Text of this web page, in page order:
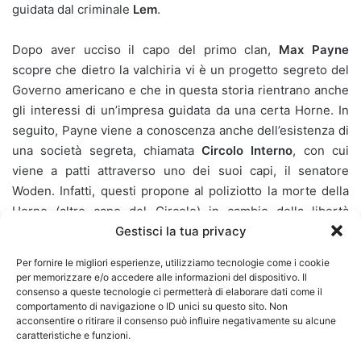
Gestisci la tua privacy
Per fornire le migliori esperienze, utilizziamo tecnologie come i cookie
per memorizzare e/o accedere alle informazioni del dispositivo. Il
consenso a queste tecnologie ci permetterà di elaborare dati come il
comportamento di navigazione o ID unici su questo sito. Non
acconsentire o ritirare il consenso può influire negativamente su alcune
caratteristiche e funzioni.
guidata dal criminale Lem.
Dopo aver ucciso il capo del primo clan, Max Payne
scopre che dietro la valchiria vi è un progetto segreto del
Governo americano e che in questa storia rientrano anche
gli interessi di un’impresa guidata da una certa Horne. In
seguito, Payne viene a conoscenza anche dell’esistenza di
una società segreta, chiamataCircolo Interno, con cui
viene a patti attraverso uno dei suoi capi, il senatore
Woden. Infatti, questi propone al poliziotto la morte della
Horne (altro capo del Circolo) in cambio della libertà
dell’agente. La donna viene quindi uccisa e Payne resta
perlopiù alla trama del primo capitolo del videogioco.
Una curiosità interessante riguardo al primo capitolo di
questa saga sono gli evidenti riferimenti alla mitologia